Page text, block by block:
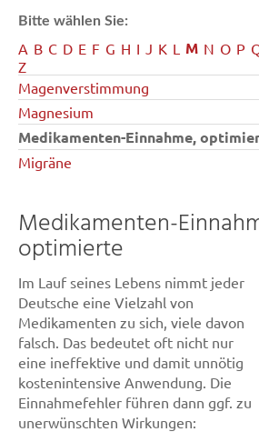
Bitte wählen Sie:
A B C D E F G H I J K L M N O P
Z
Magenverstimmung
Magnesium
Medikamenten-Einnahme,
Migräne
Medikamenten-
optimierte
Im Lauf seines Lebens nimmt jeder
Deutsche eine Vielzahl von
Medikamenten zu sich, viele davon
falsch. Das bedeutet oft nicht nur
eine ineffektive und damit unnötig
kostenintensive Anwendung. Die
Einnahmefehler führen dann ggf. zu
unerwünschten Wirkungen: